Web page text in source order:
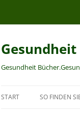
Zum
Gesundheit
Gesundheit
START SO FINDEN